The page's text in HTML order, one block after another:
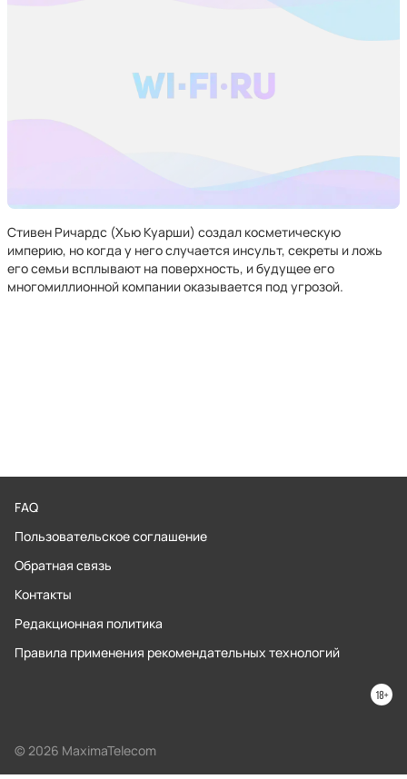
Стивен Ричардс (Хью Куарши) создал косметическую
империю, но когда у него случается инсульт, секреты и ложь
его семьи всплывают на поверхность, и будущее его
многомиллионной компании оказывается под угрозой.
FAQ
Пользовательское соглашение
Обратная связь
Контакты
Редакционная политика
Правила применения рекомендательных технологий
© 2026 MaximaTelecom